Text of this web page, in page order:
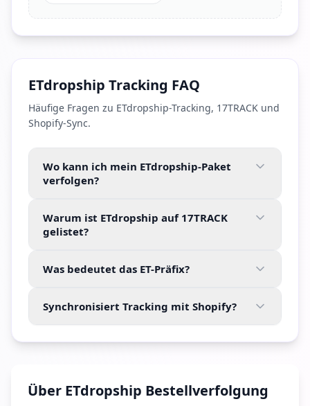
ETdropship Tracking FAQ
Häufige Fragen zu ETdropship-Tracking, 17TRACK und
Shopify-Sync.
Wo kann ich mein ETdropship-Paket
verfolgen?
Warum ist ETdropship auf 17TRACK
gelistet?
Was bedeutet das ET-Präfix?
Synchronisiert Tracking mit Shopify?
Über ETdropship Bestellverfolgung